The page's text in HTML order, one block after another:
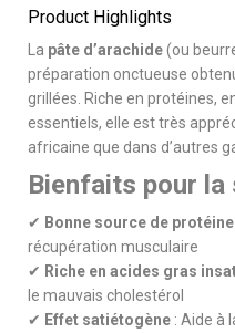
Product Highlights
La pâte d’arachide(ou
préparation onctueuse
grillées. Riche en protéines,
essentiels, elle est très
africaine que dans d’autres
Bienfaits pour la
✔ Bonne source de
récupération musculaire
✔ Riche en acides gras
le mauvais cholestérol
✔ Effet satiétogène : Aide à